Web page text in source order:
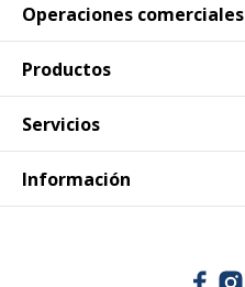
Referencia del fabricante
Operaciones comerciales
Productos
Servicios
Información